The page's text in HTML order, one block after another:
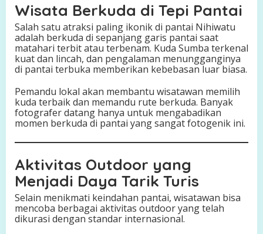
Wisata Berkuda di Tepi Pantai
Salah satu atraksi paling ikonik di pantai Nihiwatu
adalah berkuda di sepanjang garis pantai saat
matahari terbit atau terbenam. Kuda Sumba terkenal
kuat dan lincah, dan pengalaman menungganginya
di pantai terbuka memberikan kebebasan luar biasa.
Pemandu lokal akan membantu wisatawan memilih
kuda terbaik dan memandu rute berkuda. Banyak
fotografer datang hanya untuk mengabadikan
momen berkuda di pantai yang sangat fotogenik ini.
Aktivitas Outdoor yang
Menjadi Daya Tarik Turis
Selain menikmati keindahan pantai, wisatawan bisa
mencoba berbagai aktivitas outdoor yang telah
dikurasi dengan standar internasional.